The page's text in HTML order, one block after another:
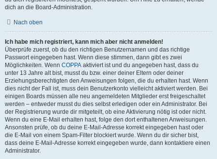
dich an die Board-Administration.
Nach oben
Ich habe mich registriert, kann mich aber nicht anmelden!
Überprüfe zuerst, ob du den richtigen Benutzernamen und das richtige
Passwort eingegeben hast. Wenn diese stimmen, dann gibt es zwei
Möglichkeiten. Wenn COPPA aktiviert ist und du angegeben hast, dass du
unter 13 Jahre alt bist, musst du bzw. einer deiner Eltern oder deiner
Erziehungsberechtigten den Anweisungen folgen, die du erhalten hast. Wenn
dies nicht der Fall ist, muss dein Benutzerkonto vielleicht aktiviert werden. Bei
einigen Boards müssen alle neu angemeldeten Mitglieder erst freigeschaltet
werden – entweder musst du dies selbst erledigen oder ein Administrator. Bei
der Registrierung wurde dir mitgeteilt, ob eine Aktivierung nötig ist oder nicht.
Wenn du eine E-Mail erhalten hast, folge den dort enthaltenen Anweisungen.
Ansonsten prüfe, ob du deine E-Mail-Adresse korrekt eingegeben hast oder
die E-Mail von einem Spam-Filter blockiert wurde. Wenn du dir sicher bist,
dass deine E-Mail-Adresse korrekt eingegeben wurde, dann kontaktiere einen
Administrator.